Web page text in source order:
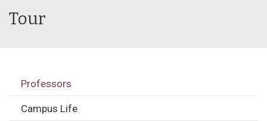
Tour
Professors
Campus Life